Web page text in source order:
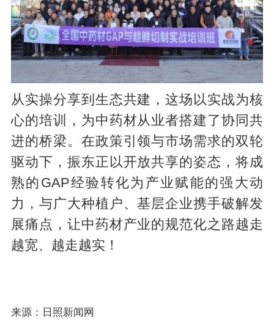
从实操分享到生态共建，这场以实战为核
心的培训，为中药材从业者搭建了协同共
进的桥梁。在政策引领与市场需求的双轮
驱动下，振东正以开放共享的姿态，将成
熟的GAP经验转化为产业赋能的强大动
力，与广大种植户、基层企业携手破解发
展痛点，让中药材产业的规范化之路越走
越宽、越走越实！
来源：日照新闻网